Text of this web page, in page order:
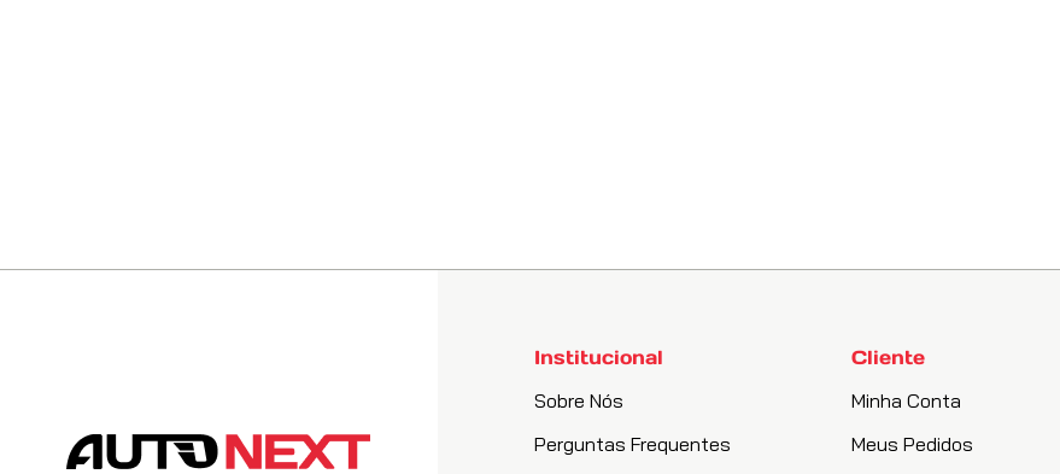
Institucional
Sobre Nós
Perguntas Frequentes
Cliente
Minha Conta
Meus Pedidos